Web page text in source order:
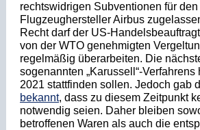
rechtswidrigen Subventionen für den
Flugzeughersteller Airbus
Recht darf der US-
von der WTO genehmigten
regelmäßig überarbeiten. Die
sogenannten „Karussell“-Verfahrens
2021 stattfinden sollen. Jedoch gab
bekannt, dass zu diesem Zeitpunkt
notwendig seien. Daher bleiben
betroffenen Waren als auch die